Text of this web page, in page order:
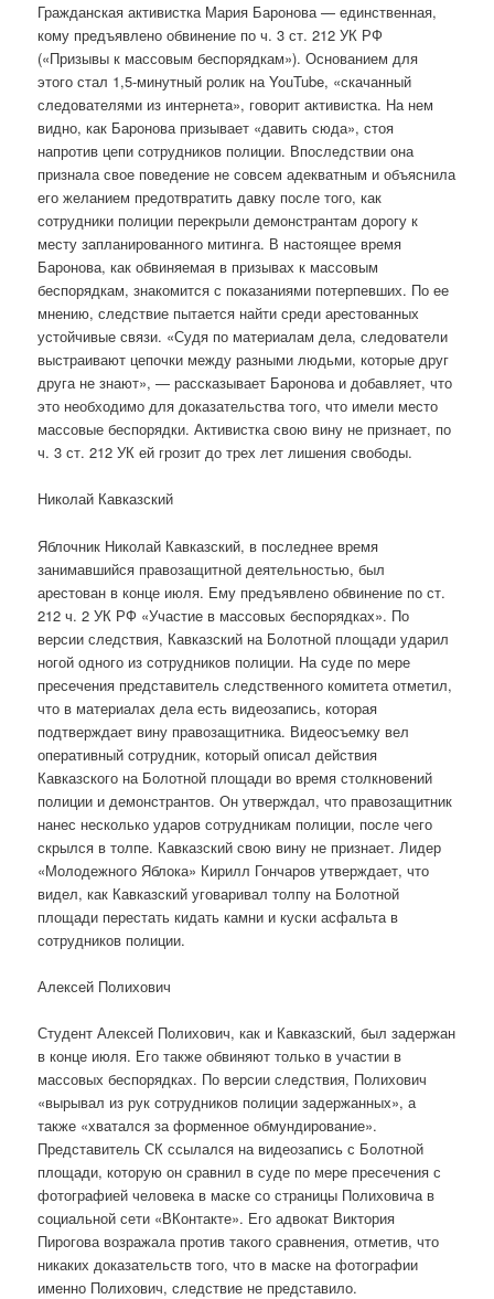
Гражданская активистка Мария Баронова — единственная,
кому предъявлено обвинение по ч. 3 ст. 212 УК РФ
(«Призывы к массовым беспорядкам»). Основанием для
этого стал 1,5-минутный ролик на YouTube, «скачанный
следователями из интернета», говорит активистка. На нем
видно, как Баронова призывает «давить сюда», стоя
напротив цепи сотрудников полиции. Впоследствии она
признала свое поведение не совсем адекватным и объяснила
его желанием предотвратить давку после того, как
сотрудники полиции перекрыли демонстрантам дорогу к
месту запланированного митинга. В настоящее время
Баронова, как обвиняемая в призывах к массовым
беспорядкам, знакомится с показаниями потерпевших. По ее
мнению, следствие пытается найти среди арестованных
устойчивые связи. «Судя по материалам дела, следователи
выстраивают цепочки между разными людьми, которые друг
друга не знают», — рассказывает Баронова и добавляет, что
это необходимо для доказательства того, что имели место
массовые беспорядки. Активистка свою вину не признает, по
ч. 3 ст. 212 УК ей грозит до трех лет лишения свободы.
Николай Кавказский
Яблочник Николай Кавказский, в последнее время
занимавшийся правозащитной деятельностью, был
арестован в конце июля. Ему предъявлено обвинение по ст.
212 ч. 2 УК РФ «Участие в массовых беспорядках». По
версии следствия, Кавказский на Болотной площади ударил
ногой одного из сотрудников полиции. На суде по мере
пресечения представитель следственного комитета отметил,
что в материалах дела есть видеозапись, которая
подтверждает вину правозащитника. Видеосъемку вел
оперативный сотрудник, который описал действия
Кавказского на Болотной площади во время столкновений
полиции и демонстрантов. Он утверждал, что правозащитник
нанес несколько ударов сотрудникам полиции, после чего
скрылся в толпе. Кавказский свою вину не признает. Лидер
«Молодежного Яблока» Кирилл Гончаров утверждает, что
видел, как Кавказский уговаривал толпу на Болотной
площади перестать кидать камни и куски асфальта в
сотрудников полиции.
Алексей Полихович
Студент Алексей Полихович, как и Кавказский, был задержан
в конце июля. Его также обвиняют только в участии в
массовых беспорядках. По версии следствия, Полихович
«вырывал из рук сотрудников полиции задержанных», а
также «хватался за форменное обмундирование».
Представитель СК ссылался на видеозапись с Болотной
площади, которую он сравнил в суде по мере пресечения с
фотографией человека в маске со страницы Полиховича в
социальной сети «ВКонтакте». Его адвокат Виктория
Пирогова возражала против такого сравнения, отметив, что
никаких доказательств того, что в маске на фотографии
именно Полихович, следствие не представило.